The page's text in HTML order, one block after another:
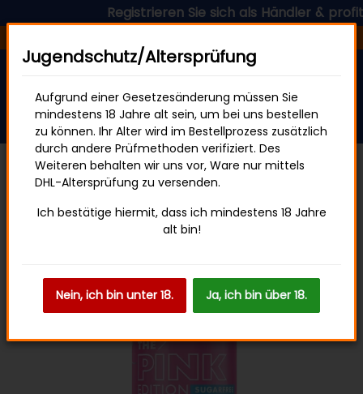
Registrieren Sie sich als Händler &
Energy Drinks
Jugendschutz/Altersprüfung
Aufgrund einer Gesetzesänderung müssen Sie
mindestens 18 Jahre alt sein, um bei uns bestellen
zu können. Ihr Alter wird im Bestellprozess zusätzlich
durch andere Prüfmethoden verifiziert. Des
Weiteren behalten wir uns vor, Ware nur mittels
DHL-Altersprüfung zu versenden.
Ich bestätige hiermit, dass ich mindestens 18 Jahre
alt bin!
Nein, ich bin unter 18. Ja, ich bin über 18.